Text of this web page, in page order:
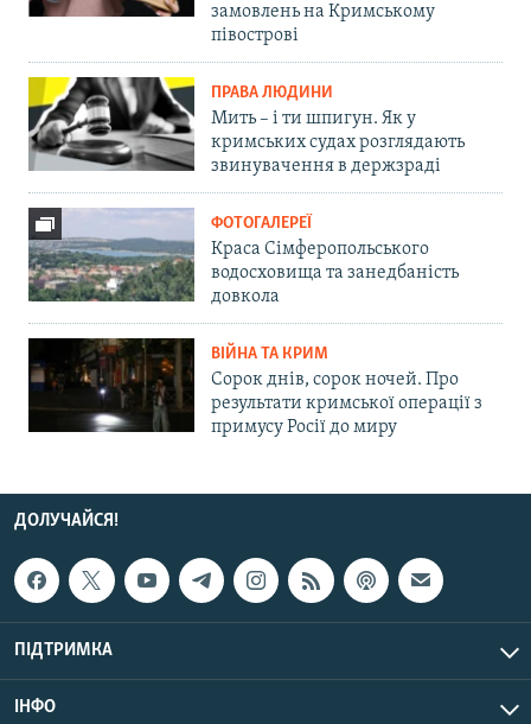
замовлень на Кримському
півострові
ПРАВА ЛЮДИНИ
Мить – і ти шпигун. Як у
кримських судах розглядають
звинувачення в держзраді
ФОТОГАЛЕРЕЇ
Краса Сімферопольського
водосховища та занедбаність
довкола
ВІЙНА ТА КРИМ
Сорок днів, сорок ночей. Про
результати кримської операції з
примусу Росії до миру
ДОЛУЧАЙСЯ!
ПІДТРИМКА
ІНФО